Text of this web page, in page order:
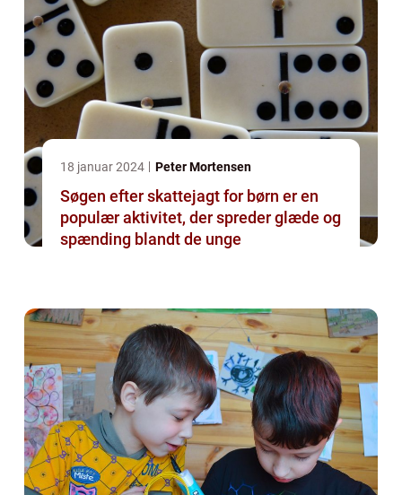
18 januar 2024 Peter Mortensen
Søgen efter skattejagt for børn er en
populær aktivitet, der spreder glæde og
spænding blandt de unge